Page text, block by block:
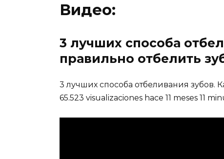
Видео:
3 лучших способа
правильно отбелить
3 лучших способа отбеливания зубов.
65.523 visualizaciones hace 11 meses 11